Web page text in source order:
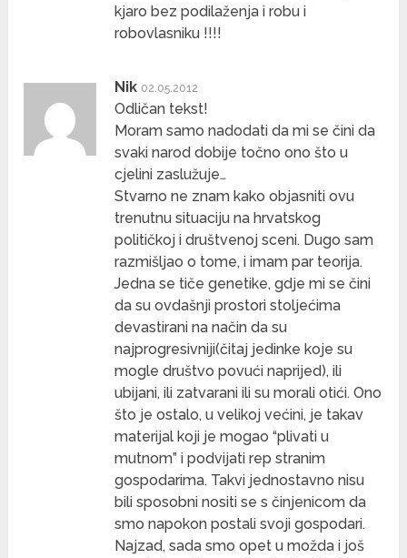
kjaro bez podilaženja i robu i
robovlasniku !!!!
Nik 02.05.2012
Odličan tekst!
Moram samo nadodati da mi se čini da
svaki narod dobije točno ono što u
cjelini zaslužuje…
Stvarno ne znam kako objasniti ovu
trenutnu situaciju na hrvatskog
političkoj i društvenoj sceni. Dugo sam
razmišljao o tome, i imam par teorija.
Jedna se tiče genetike, gdje mi se čini
da su ovdašnji prostori stoljećima
devastirani na način da su
najprogresivniji(čitaj jedinke koje su
mogle društvo povući naprijed), ili
ubijani, ili zatvarani ili su morali otići. Ono
što je ostalo, u velikoj većini, je takav
materijal koji je mogao “plivati u
mutnom” i podvijati rep stranim
gospodarima. Takvi jednostavno nisu
bili sposobni nositi se s činjenicom da
smo napokon postali svoji gospodari.
Najzad, sada smo opet u možda i još